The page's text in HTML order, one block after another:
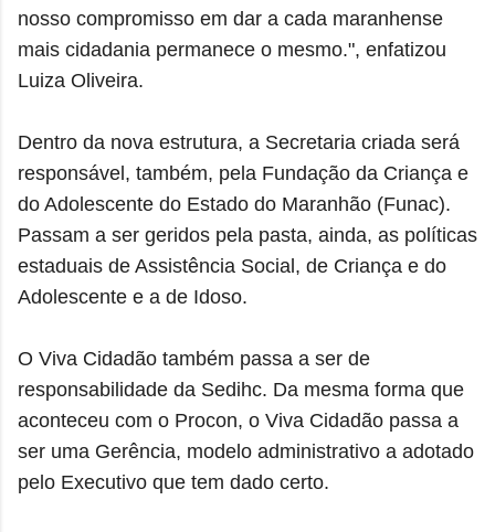
nosso compromisso em dar a cada maranhense
mais cidadania permanece o mesmo.", enfatizou
Luiza Oliveira.
Dentro da nova estrutura, a Secretaria criada será
responsável, também, pela Fundação da Criança e
do Adolescente do Estado do Maranhão (Funac).
Passam a ser geridos pela pasta, ainda, as políticas
estaduais de Assistência Social, de Criança e do
Adolescente e a de Idoso.
O Viva Cidadão também passa a ser de
responsabilidade da Sedihc. Da mesma forma que
aconteceu com o Procon, o Viva Cidadão passa a
ser uma Gerência, modelo administrativo a adotado
pelo Executivo que tem dado certo.